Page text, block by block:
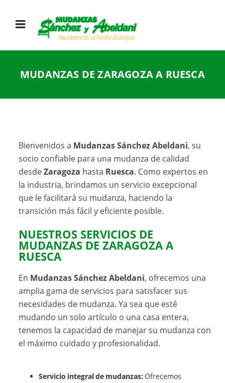
MUDANZAS DE ZARAGOZA A RUESCA
Bienvenidos a Mudanzas Sánchez Abeldani, su
socio confiable para una mudanza de calidad
desdeZaragoza hasta Ruesca. Como expertos en
la industria, brindamos un servicio excepcional
que le facilitará su mudanza, haciendo la
transición más fácil y eficiente posible.
NUESTROS SERVICIOS DE
MUDANZAS DE ZARAGOZA A
RUESCA
En Mudanzas Sánchez Abeldani, ofrecemos una
amplia gama de servicios para satisfacer sus
necesidades de mudanza. Ya sea que esté
mudando un solo artículo o una casa entera,
tenemos la capacidad de manejar su mudanza con
el máximo cuidado y profesionalidad.
Servicio integral de mudanzas: Ofrecemos